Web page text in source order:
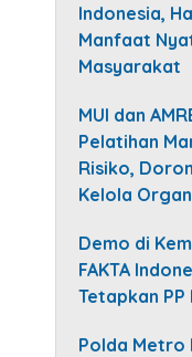
Indonesia,
Manfaat
Masyarakat
MUI dan
Pelatihan
Risiko,
Kelola
Demo di
FAKTA
Tetapkan PP
Polda Metro